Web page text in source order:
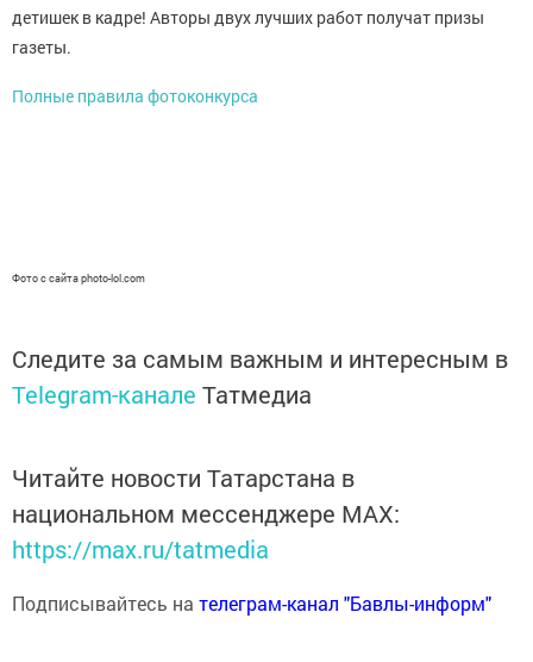
детишек в кадре! Авторы двух лучших работ получат призы
газеты.
Полные правила фотоконкурса
Фото с сайта photo-lol.com
Следите за самым важным и интересным в
Telegram-канале Татмедиа
Читайте новости Татарстана в
национальном мессенджере MАХ:
https://max.ru/tatmedia
Подписывайтесь на телеграм-канал "Бавлы-информ"